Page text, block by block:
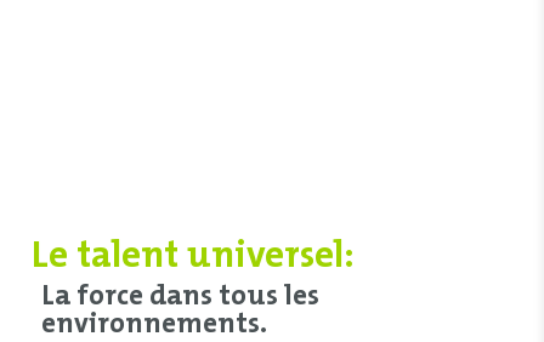
Le talent universel:
La force dans tous les
environnements.